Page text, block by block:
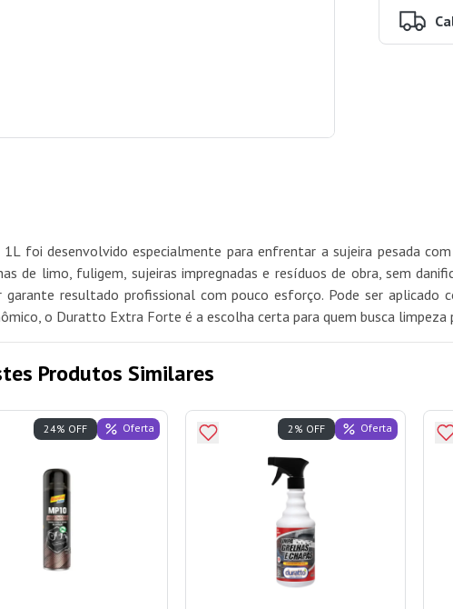
foi desenvolvido especialmente para enfrentar a sujeira pesada
de limo, fuligem, sujeiras impregnadas e resíduos de obra, sem
garante resultado profissional com pouco esforço. Pode ser
o Duratto Extra Forte é a escolha certa para quem busca limpeza
Produtos Similares
24% OFF Oferta 2% OFF Oferta